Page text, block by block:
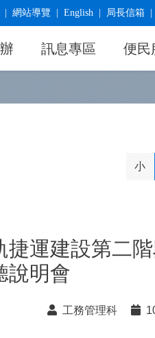
網站導覽 English 局長信箱
訊息專區 便民
小
運建設第二
說明會
工務管理科